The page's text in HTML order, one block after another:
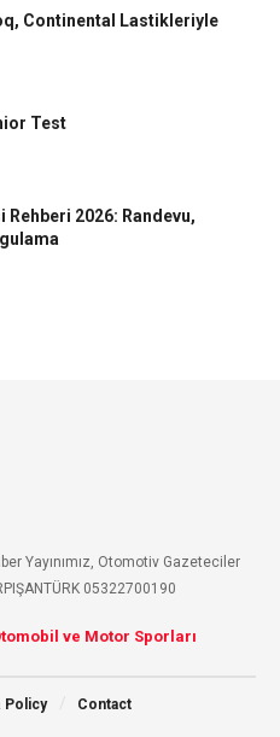
Continental Lastikleriyle
Test
Rehberi 2026: Randevu,
Yayınımız, Otomotiv Gazeteciler
05322700190
ve Motor Sporları
Policy Contact